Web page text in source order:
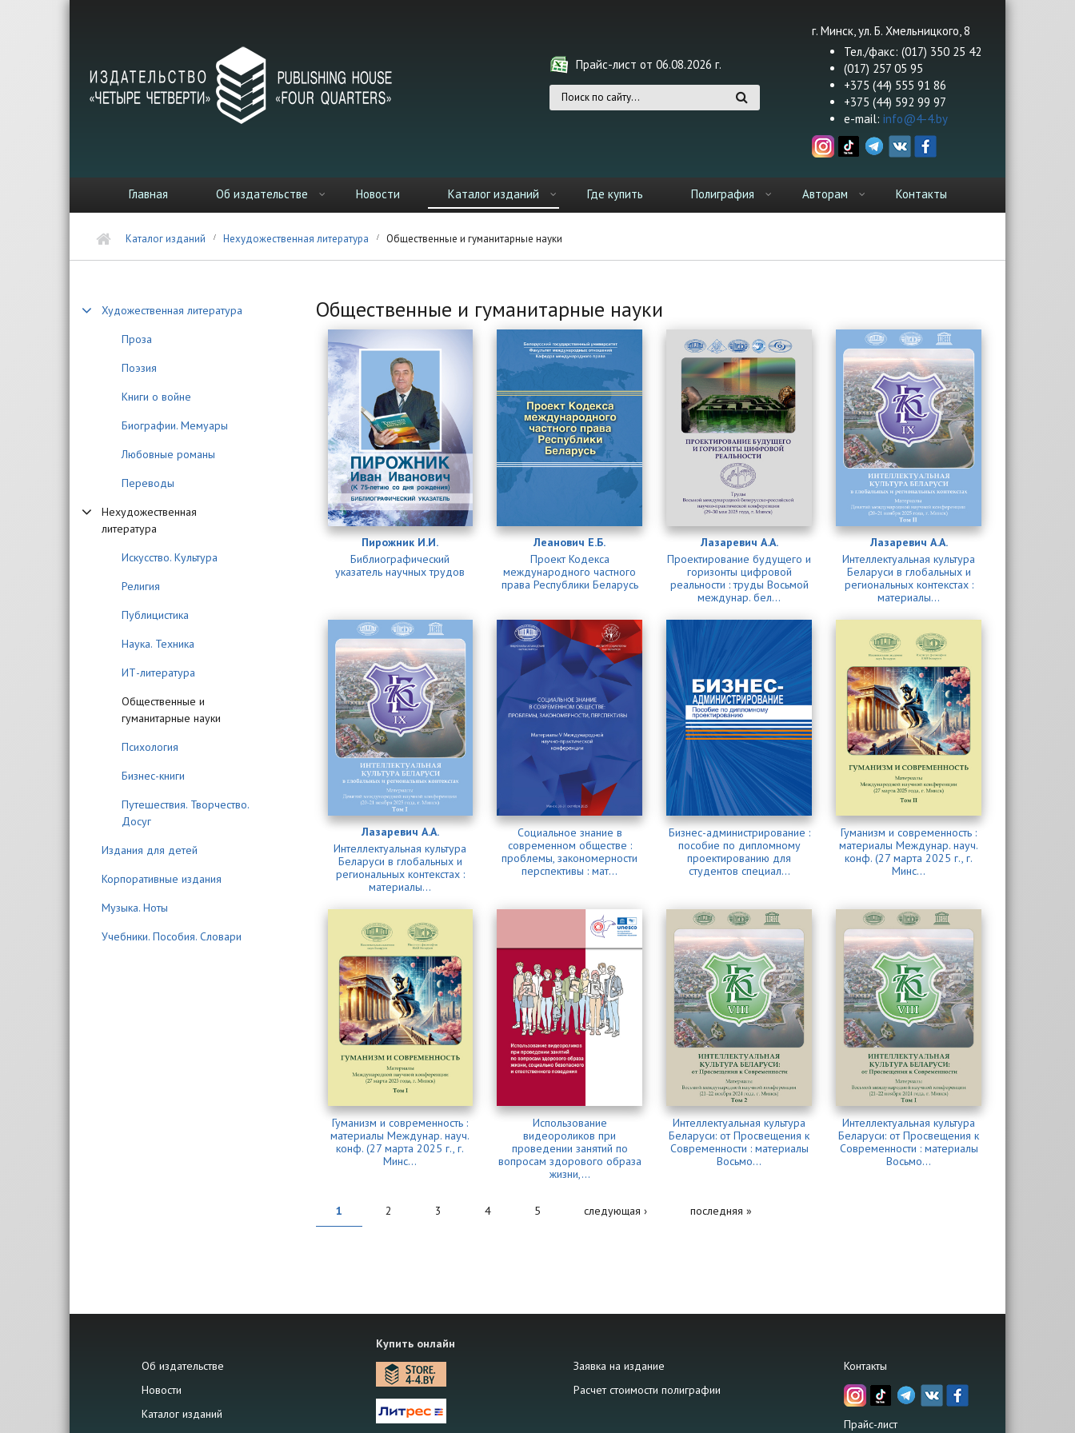
Прайс-лист от 06.08.2026 г.
Форма поиска
г. Минск, ул. Б. Хмельницкого, 8
Тел./факс: (017) 350 25 42
(017) 257 05 95
+375 (44) 555 91 86
+375 (44) 592 99 97
e-mail: info@4-4.by
Главная Об издательстве Новости Каталог изданий Где купить Полиграфия Авторам Контакты
Каталог изданий Нехудожественная литература Общественные и гуманитарные науки
Художественная литература
Проза
Поэзия
Книги о войне
Биографии. Мемуары
Любовные романы
Переводы
Нехудожественная
литература
Искусство. Культура
Религия
Публицистика
Наука. Техника
ИТ-литература
Общественные и
гуманитарные науки
Психология
Бизнес-книги
Путешествия. Творчество.
Досуг
Издания для детей
Корпоративные издания
Музыка. Ноты
Учебники. Пособия. Словари
Общественные и гуманитарные науки
Пирожник И.И.
Библиографический
указатель научных трудов
Леанович Е.Б.
Проект Кодекса
международного частного
права Республики Беларусь
Лазаревич А.А.
Проектирование будущего и
горизонты цифровой
реальности : труды Восьмой
междунар. бел...
Лазаревич А.А.
Интеллектуальная культура
Беларуси в глобальных и
региональных контекстах :
материалы...
Лазаревич А.А.
Интеллектуальная культура
Беларуси в глобальных и
региональных контекстах :
материалы...
Социальное знание в
современном обществе :
проблемы, закономерности
перспективы : мат...
Бизнес-администрирование :
пособие по дипломному
проектированию для
студентов специал...
Гуманизм и современность :
материалы Междунар. науч.
конф. (27 марта 2025 г., г.
Минс...
Гуманизм и современность :
материалы Междунар. науч.
конф. (27 марта 2025 г., г.
Минс...
Использование
видеороликов при
проведении занятий по
вопросам здорового образа
жизни,...
Интеллектуальная культура
Беларуси: от Просвещения к
Современности : материалы
Восьмо...
Интеллектуальная культура
Беларуси: от Просвещения к
Современности : материалы
Восьмо...
Страницы
1 2 3 4 5 следующая › последняя »
Об издательстве
Новости
Каталог изданий
Купить онлайн
Заявка на издание
Расчет стоимости полиграфии
Контакты
Прайс-лист